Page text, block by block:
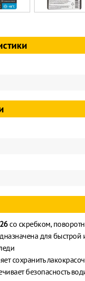
со скребком,
для быстрой
сохранить
безопасность